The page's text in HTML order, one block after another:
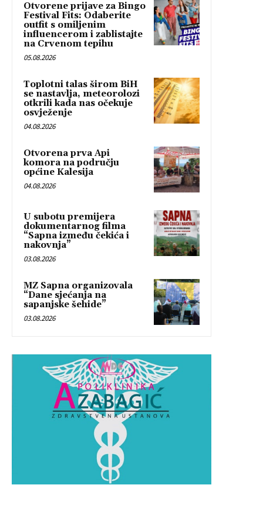
Otvorene prijave za Bingo
Festival Fits: Odaberite
outfit s omiljenim
influencerom i zablistajte
na Crvenom tepihu
05.08.2026
Toplotni talas širom BiH
se nastavlja, meteorolozi
otkrili kada nas očekuje
osvježenje
04.08.2026
Otvorena prva Api
komora na području
općine Kalesija
04.08.2026
U subotu premijera
dokumentarnog filma
“Sapna između čekića i
nakovnja”
03.08.2026
MZ Sapna organizovala
“Dane sjećanja na
sapanjske šehide”
03.08.2026